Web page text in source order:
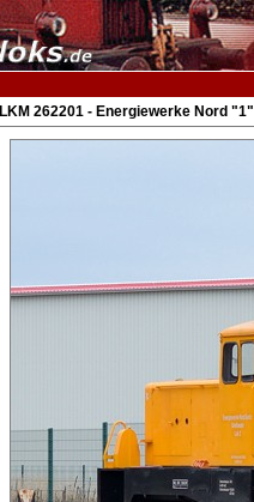
LKM 262201 - Energiewerke Nord "1"